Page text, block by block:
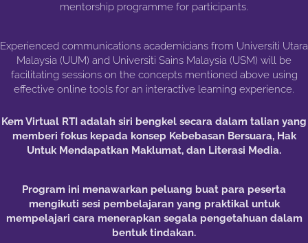
mentorship programme for participants.
Experienced communications academicians from Universiti Utara
Malaysia (UUM) and Universiti Sains Malaysia (USM) will be
facilitating sessions on the concepts mentioned above using
effective online tools for an interactive learning experience.
Kem Virtual RTI adalah siri bengkel secara dalam talian yang
memberi fokus kepada konsep Kebebasan Bersuara, Hak
Untuk Mendapatkan Maklumat, dan Literasi Media.
Program ini menawarkan peluang buat para peserta
mengikuti sesi pembelajaran yang praktikal untuk
mempelajari cara menerapkan segala pengetahuan dalam
bentuk tindakan.